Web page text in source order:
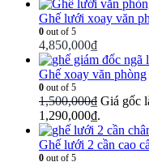
Ghế lưới xoay văn
0 out of 5
4,850,000₫
Ghế xoay văn phòng
0 out of 5
1,500,000₫ Giá gốc
1,290,000₫.
Ghế lưới 2 cần cao
0 out of 5